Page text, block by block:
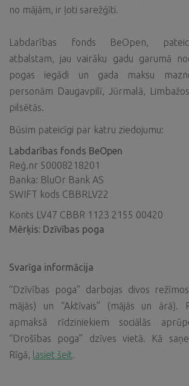
no mājām, ir ļoti sarežģīti.
Labdarības fonds BeOpen,
atbalstam, jau vairāku gadu garumā
pogas iegādi un gada maksu
personām Daugavpilī, Jūrmalā,
pilsētās.
Būsim pateicīgi par katru ziedojumu:
Labdarības fonds BeOpen
Reģ.nr 50008218201
Banka: BluOr Bank AS
SWIFT kods CBBRLV22
Konts LV47 CBBR 1123 2155 00420
Mērķis: Dzīvības poga
Svarīga informācija
“Dzīvības poga” darbojas divos
mājās) un “Aktīvais” (mājās un ārā).
apmaksā rīdziniekiem sociālās
“Drošības poga” dzīves vietā. Kā
Rīgā, lasiet šeit.